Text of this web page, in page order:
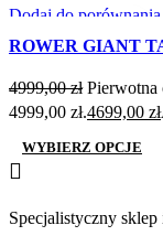
DAŻ
Dodaj do porównania
Szybki podgląd
ROWER GIANT
4999,00zł Pierwotna
4999,00 zł.4699,00 zł
WYBIERZ OPCJE
Specjalistyczny